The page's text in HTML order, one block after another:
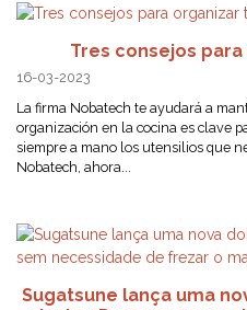
Tres consejos
16-03-2023
La firma Nobatech te ayudará a
organización en la cocina es clave
siempre a mano los utensilios que
Nobatech, ahora...
Sugatsune lança uma